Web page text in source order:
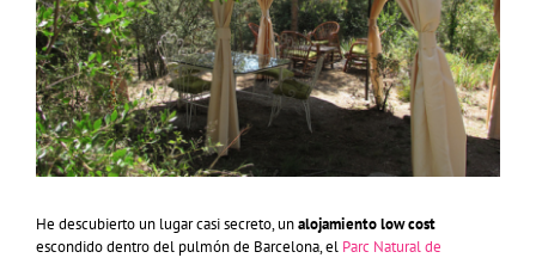
He descubierto un lugar casi secreto, unalojamiento low cost
escondido dentro del pulmón de Barcelona, el Parc Natural de